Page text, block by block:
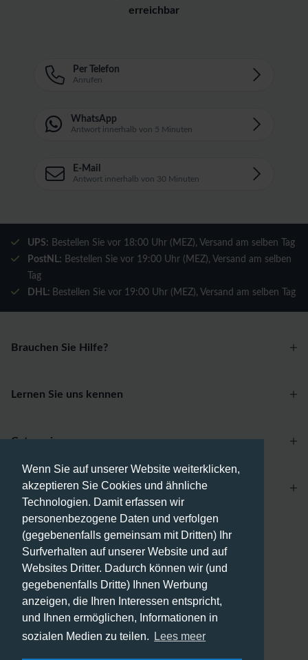
Wenn Sie auf unserer Website weiterklicken,
akzeptieren Sie Cookies und ähnliche
Technologien. Damit erfassen wir
personenbezogene Daten und verfolgen
(gegebenenfalls gemeinsam mit Dritten) Ihr
Surfverhalten auf unserer Website und auf
Websites Dritter. Dadurch können wir (und
gegebenenfalls Dritte) Ihnen Werbung
anzeigen, die Ihren Interessen entspricht,
und Ihnen ermöglichen, Informationen in
sozialen Medien zu teilen.
Lees meer
erreichbar
Per Telefon
Anrufen
WhatsApp
Antwort innerhalb von 5 Minuten
E-Mail
Antwort innerhalb von 30 Minuten
UPS: Bestellen Sie vor 18:00 Uhr (MEZ), Versand am selben Tag
PostNL: Bestellen Sie vor 19:00 Uhr (MEZ), Versand am selben
Tag
DHL: Bestellen Sie vor 19:00 Uhr (MEZ), Versand am selben Tag
Brauchen Sie Hilfe?
Lernen Sie uns kennen
Zahlungsmethoden
Versandmethoden
Categories
Account